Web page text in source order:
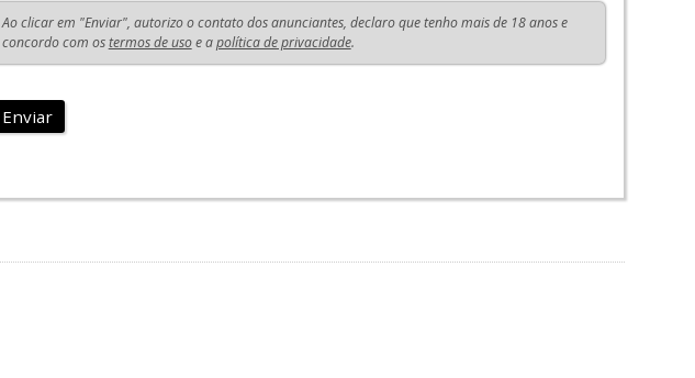
Ao clicar em "Enviar", autorizo o contato dos anunciantes, declaro que tenho mais de 18 anos e
concordo com ostermos de usoe apolítica de privacidade.
Enviar